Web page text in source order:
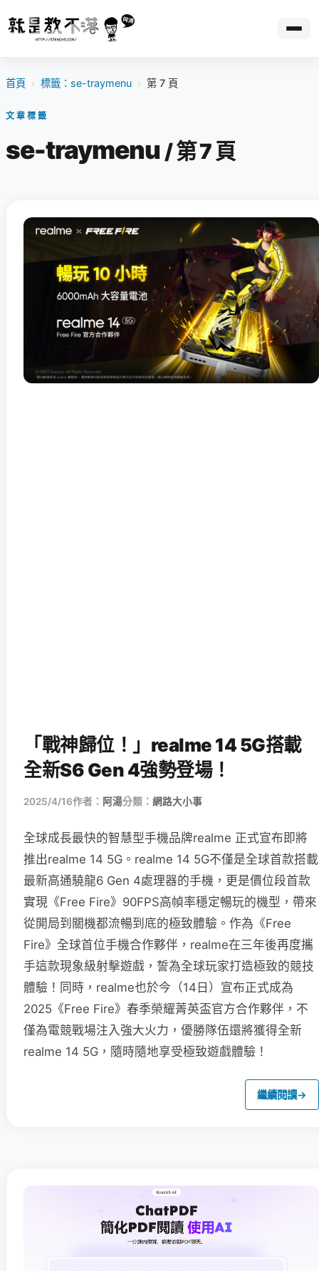
首頁 › 標籤：se-traymenu › 第 7 頁
文章標籤
se-traymenu / 第 7 頁
「戰神歸位！」realme 14 5G搭載
全新S6 Gen 4強勢登場！
2025/4/16作者： 阿湯分類： 網路大小事
全球成長最快的智慧型手機品牌realme 正式宣布即將
推出realme 14 5G。realme 14 5G不僅是全球首款搭載
最新高通驍龍6 Gen 4處理器的手機，更是價位段首款
實現《Free Fire》90FPS高幀率穩定暢玩的機型，帶來
從開局到關機都流暢到底的極致體驗。作為《Free
Fire》全球首位手機合作夥伴，realme在三年後再度攜
手這款現象級射擊遊戲，誓為全球玩家打造極致的競技
體驗！同時，realme也於今（14日）宣布正式成為
2025《Free Fire》春季榮耀菁英盃官方合作夥伴，不
僅為電競戰場注入強大火力，優勝隊伍還將獲得全新
realme 14 5G，隨時隨地享受極致遊戲體驗！
繼續閱讀→